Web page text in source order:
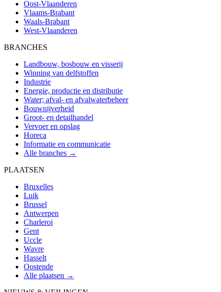
Oost-Vlaanderen
Vlaams-Brabant
Waals-Brabant
West-Vlaanderen
BRANCHES
Landbouw, bosbouw en visserij
Winning van delfstoffen
Industrie
Energie, productie en distributie
Water; afval- en afvalwaterbeheer
Bouwnijverheid
Groot- en detailhandel
Vervoer en opslag
Horeca
Informatie en communicatie
Alle branches →
PLAATSEN
Bruxelles
Luik
Brussel
Antwerpen
Charleroi
Gent
Uccle
Wavre
Hasselt
Oostende
Alle plaatsen →